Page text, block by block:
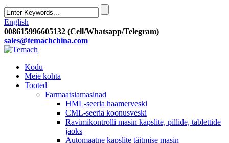
English
008615996605132 (Cell/Whatsapp/Telegram)
sales@temachchina.com
Kodu
Meie kohta
Tooted
Farmaatsiamasinad
HML-seeria haamerveski
CML-seeria koonusveski
Ravimikontrolli masin kapslite, pillide, tablettide
jaoks
Automaatne kapslite täitmise masin